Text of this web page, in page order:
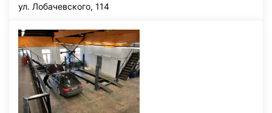
ул. Лобачевского, 114